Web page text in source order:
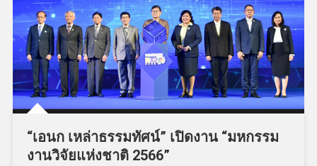
“เอนก เหล่าธรรมทัศน์” เปิดงาน “มหกรรม
งานวิจัยแห่งชาติ 2566”